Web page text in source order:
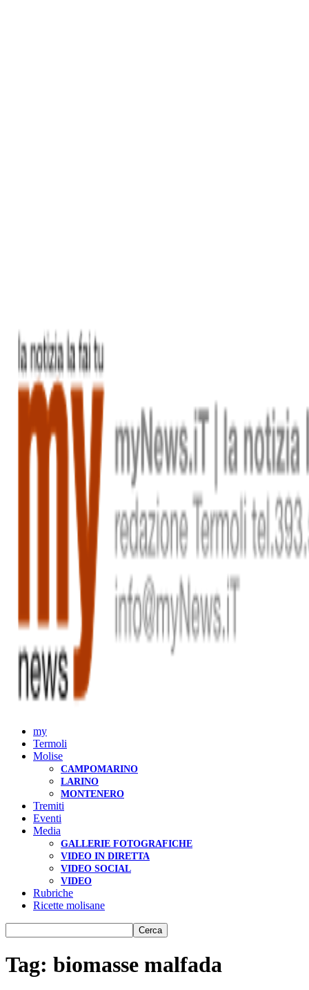
my
Termoli
Molise
CAMPOMARINO
LARINO
MONTENERO
Tremiti
Eventi
Media
GALLERIE FOTOGRAFICHE
VIDEO IN DIRETTA
VIDEO SOCIAL
VIDEO
Rubriche
Ricette molisane
Tag: biomasse malfada